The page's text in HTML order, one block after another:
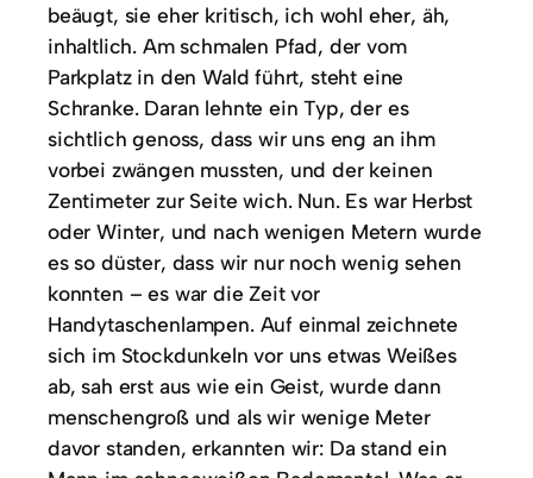
beäugt, sie eher kritisch, ich wohl eher, äh,
inhaltlich. Am schmalen Pfad, der vom
Parkplatz in den Wald führt, steht eine
Schranke. Daran lehnte ein Typ, der es
sichtlich genoss, dass wir uns eng an ihm
vorbei zwängen mussten, und der keinen
Zentimeter zur Seite wich. Nun. Es war Herbst
oder Winter, und nach wenigen Metern wurde
es so düster, dass wir nur noch wenig sehen
konnten – es war die Zeit vor
Handytaschenlampen. Auf einmal zeichnete
sich im Stockdunkeln vor uns etwas Weißes
ab, sah erst aus wie ein Geist, wurde dann
menschengroß und als wir wenige Meter
davor standen, erkannten wir: Da stand ein